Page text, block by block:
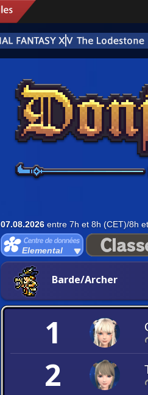
07.08.2026 entre 7h et 8h (CET)/8h
Elemental
Barde/Archer
1
2